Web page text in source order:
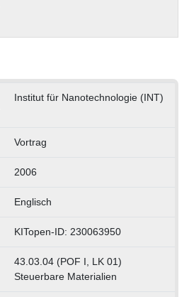
Institut für Nanotechnologie (INT)
Vortrag
2006
Englisch
KITopen-ID: 230063950
43.03.04 (POF I, LK 01)
Steuerbare Materialien